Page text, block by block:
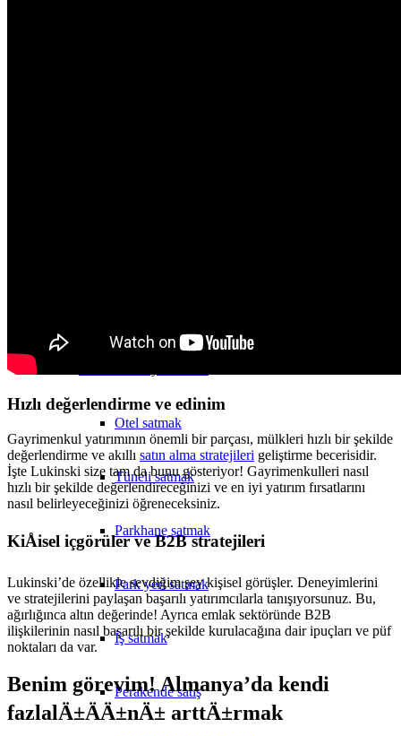
Otel satmak
Tüneli satmak
Parkhane satmak
Park yeri satmak
İş satmak
Perakende satış
Hızlı değerlendirme ve edinim
Gayrimenkul yatırımının önemli bir parçası, mülkleri hızlı bir şekilde
değerlendirme ve akıllı satın alma stratejileri geliştirme becerisidir.
İşte Lukinski size tam da bunu gösteriyor! Gayrimenkulleri nasıl
hızlı bir şekilde değerlendireceğinizi ve en iyi yatırım fırsatlarını
nasıl belirleyeceğinizi öğreneceksiniz.
KiÅisel içgörüler ve B2B stratejileri
Lukinski’de özellikle sevdiğim şey kişisel görüşler. Deneyimlerini
ve stratejilerini paylaşan başarılı yatırımcılarla tanışıyorsunuz. Bu,
ağırlığınca altın değerinde! Ayrıca emlak sektöründe B2B
ilişkilerinin nasıl başarılı bir şekilde kurulacağına dair ipuçları ve püf
noktaları da var.
Benim görevim! Almanya’da kendi
fazlalÄ±ÄÄ±nÄ± arttÄ±rmak